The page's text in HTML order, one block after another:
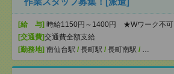
[給 与] 時給1150円～1400円 ★Wワーク不可
[交通費]交通費全額支給
[勤務地] 南仙台駅 / 長町駅 / 長町南駅 / …